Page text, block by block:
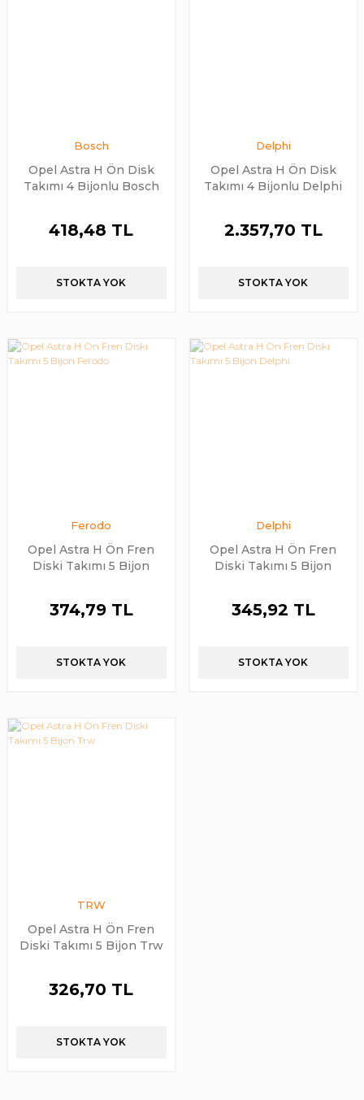
Bosch
Opel Astra H Ön Disk
Takımı 4 Bijonlu Bosch
418,48 TL
STOKTA YOK
Delphi
Opel Astra H Ön Disk
Takımı 4 Bijonlu Delphi
2.357,70 TL
STOKTA YOK
Ferodo
Opel Astra H Ön Fren
Diski Takımı 5 Bijon
374,79 TL
STOKTA YOK
Delphi
Opel Astra H Ön Fren
Diski Takımı 5 Bijon
345,92 TL
STOKTA YOK
TRW
Opel Astra H Ön Fren
Diski Takımı 5 Bijon Trw
326,70 TL
STOKTA YOK